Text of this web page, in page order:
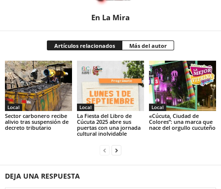
En La Mira
Artículos relacionados Más del autor
Local
Sector carbonero recibe
alivio tras suspensión de
decreto tributario
Local
La Fiesta del Libro de
Cúcuta 2025 abre sus
puertas con una jornada
cultural inolvidable
Local
«Cúcuta, Ciudad de
Colores”: una marca que
nace del orgullo cucuteño
DEJA UNA RESPUESTA